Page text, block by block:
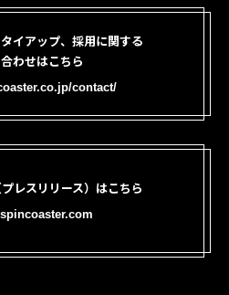
イアップ、採用に関する
わせはこちら
contact/
レスリリース）はこちら